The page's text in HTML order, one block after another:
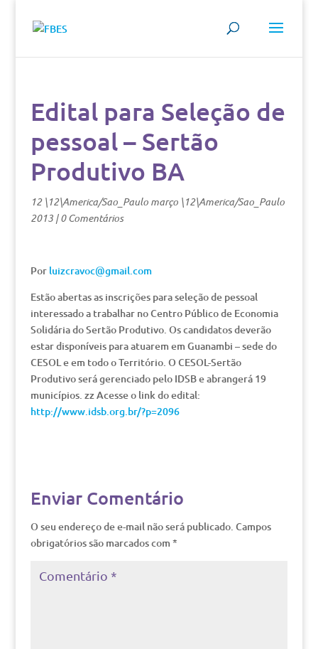
Edital para Seleção de
pessoal – Sertão
Produtivo BA
12 \12\America/Sao_Paulo março \12\America/Sao_Paulo
2013|0 Comentários
Por luizcravoc@gmail.com
Estão abertas as inscrições para seleção de pessoal
interessado a trabalhar no Centro Público de Economia
Solidária do Sertão Produtivo. Os candidatos deverão
estar disponíveis para atuarem em Guanambi – sede do
CESOL e em todo o Território. O CESOL-Sertão
Produtivo será gerenciado pelo IDSB e abrangerá 19
municípios. zz Acesse o link do edital:
http://www.idsb.org.br/?p=2096
Enviar Comentário
O seu endereço de e-mail não será publicado. Campos
obrigatórios são marcados com *